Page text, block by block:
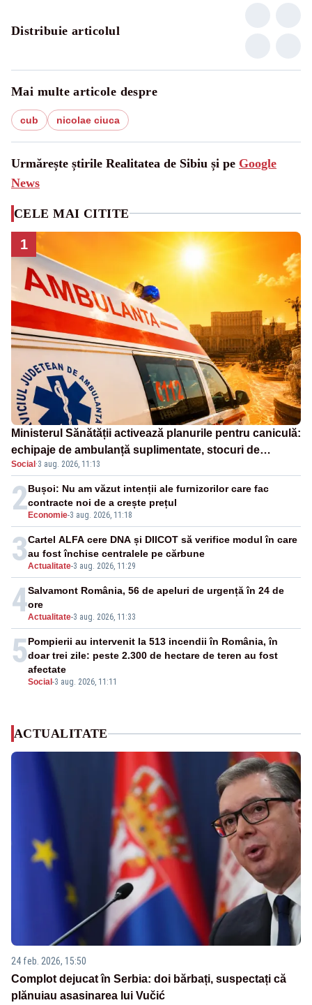
Distribuie articolul
Mai multe articole despre
cub nicolae ciuca
Urmărește știrile Realitatea de Sibiu și pe Google
News
CELE MAI CITITE
1
Ministerul Sănătății activează planurile pentru caniculă:
echipaje de ambulanță suplimentate, stocuri de
medicamente verificate și puncte de apă în spațiile
publice
Social ·3 aug. 2026, 11:13
2 Economie-3 aug. 2026, 11:18
Bușoi: Nu am văzut intenții ale furnizorilor care fac
contracte noi de a crește prețul
3Actualitate-3 aug. 2026, 11:29
Cartel ALFA cere DNA și DIICOT să verifice modul în care
au fost închise centralele pe cărbune
4Actualitate-3 aug. 2026, 11:33
Salvamont România, 56 de apeluri de urgență în 24 de
ore
5
Social -3 aug. 2026, 11:11
Pompierii au intervenit la 513 incendii în România, în
doar trei zile: peste 2.300 de hectare de teren au fost
afectate
ACTUALITATE
24 feb. 2026, 15:50
Complot dejucat în Serbia: doi bărbați, suspectați că
plănuiau asasinarea lui Vučić